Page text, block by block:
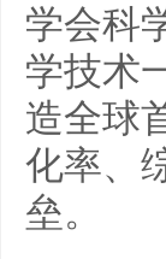
学会科
学技术
造全球
化率、
垒。